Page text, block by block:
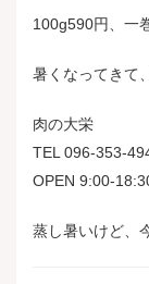
100g590円、一
暑くなってきて
肉の大栄
TEL 096-353-
OPEN 9:00-
蒸し暑いけど、